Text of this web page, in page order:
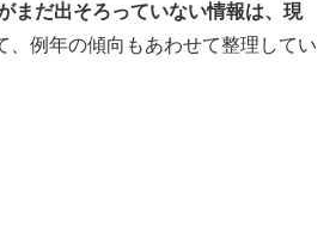
まだ出そろっていない情報は、現
、例年の傾向もあわせて整理してい